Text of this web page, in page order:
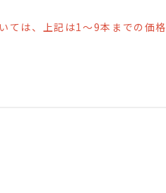
ては、上記は1～9本までの価格